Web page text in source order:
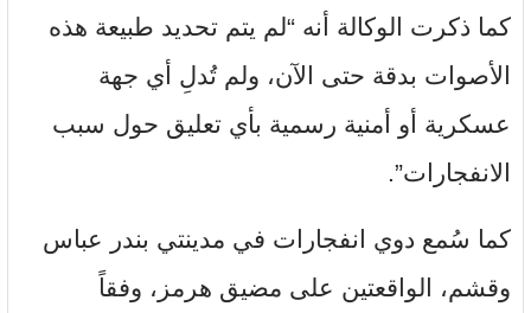
كما ذكرت الوكالة أنه “لم يتم تحديد طبيعة هذه
الأصوات بدقة حتى الآن، ولم تُدلِ أي جهة
عسكرية أو أمنية رسمية بأي تعليق حول سبب
الانفجارات”.
كما سُمع دوي انفجارات في مدينتي بندر عباس
وقشم، الواقعتين على مضيق هرمز، وفقاً